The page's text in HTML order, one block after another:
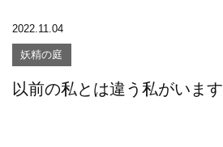
2022.11.04
妖精の庭
以前の私とは違う私がいます